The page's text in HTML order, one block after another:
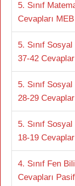
5. Sınıf
Cevapları MEB
5. Sınıf
37-42
5. Sınıf
28-29
5. Sınıf
18-19
4. Sınıf Fen
Cevapları